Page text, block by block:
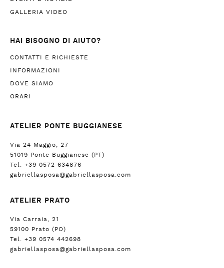
GALLERIA VIDEO
HAI BISOGNO DI AIUTO?
CONTATTI E RICHIESTE
INFORMAZIONI
DOVE SIAMO
ORARI
ATELIER PONTE BUGGIANESE
Via 24 Maggio, 27
51019 Ponte Buggianese (PT)
Tel. +39 0572 634876
gabriellasposa@gabriellasposa.com
ATELIER PRATO
Via Carraia, 21
59100 Prato (PO)
Tel. +39 0574 442698
gabriellasposa@gabriellasposa.com